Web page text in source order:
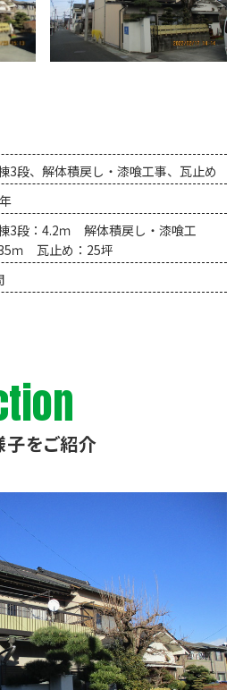
3段、解体積戻し・漆喰工事、瓦止め
3段：4.2ｍ 解体積戻し・漆喰工
ｍ 瓦止め：25坪
をご紹介